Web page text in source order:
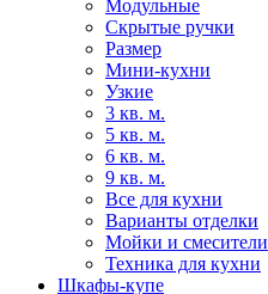
Модульные
Скрытые ручки
Размер
Мини-кухни
Узкие
3 кв. м.
5 кв. м.
6 кв. м.
9 кв. м.
Все для кухни
Варианты отделки
Мойки и смесители
Техника для кухни
Шкафы-купе